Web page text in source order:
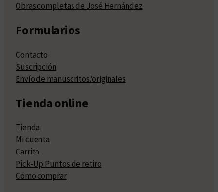
Obras completas de José Hernández
Formularios
Contacto
Suscripción
Envío de manuscritos/originales
Tienda online
Tienda
Mi cuenta
Carrito
Pick-Up Puntos de retiro
Cómo comprar